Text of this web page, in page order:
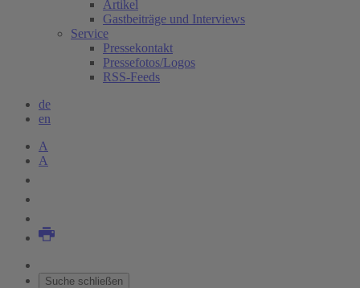
Artikel
Gastbeiträge und Interviews
Service
Pressekontakt
Pressefotos/Logos
RSS-Feeds
de
en
A
A
Suche schließen